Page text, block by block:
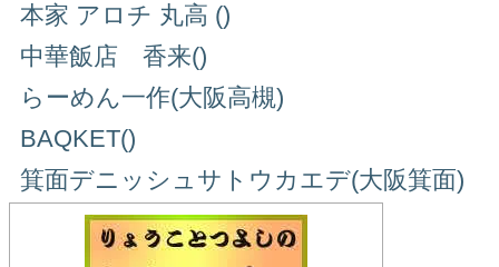
本家 アロチ 丸高 ()
中華飯店 香来()
らーめん一作(大阪高槻)
BAQKET()
箕面デニッシュサトウカエデ(大阪箕面)